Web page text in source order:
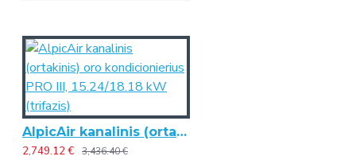
AlpicAir kanalinis (ortakinis) oro kondicionierius PRO III, 15.24/18.18 kW (trifazis)
2,749.12 € 3,436.40 €